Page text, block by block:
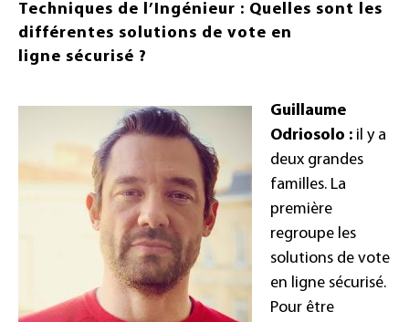
Techniques de l’Ingénieur : Quelles sont les
différentes solutions de vote en
ligne sécurisé ?
Guillaume
Odriosolo : il y a
deux grandes
familles. La
première
regroupe les
solutions de vote
en ligne sécurisé.
Pour être